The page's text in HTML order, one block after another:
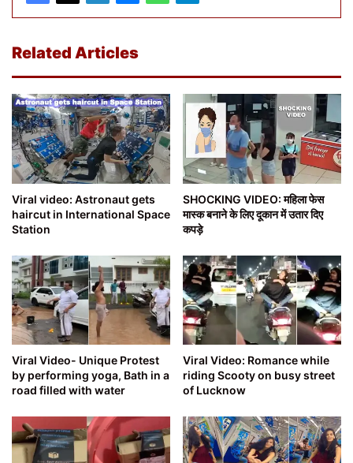
Related Articles
Viral video: Astronaut gets
haircut in International Space
Station
SHOCKING VIDEO: महिला फेस
मास्क बनाने के लिए दूकान में उतार दिए
कपड़े
Viral Video- Unique Protest
by performing yoga, Bath in a
road filled with water
Viral Video: Romance while
riding Scooty on busy street
of Lucknow